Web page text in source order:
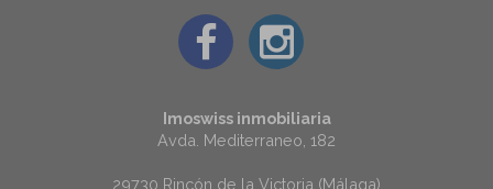
Imoswiss inmobiliaria
Avda. Mediterraneo, 182
29730 Rincón de la Victoria (Málaga)